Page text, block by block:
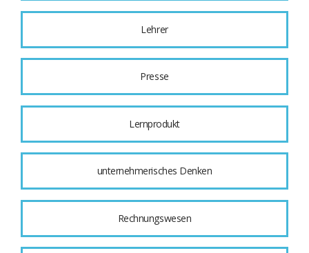
Lehrer
Presse
Lernprodukt
unternehmerisches Denken
Rechnungswesen